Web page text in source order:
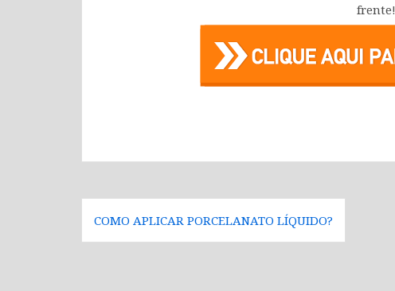
frente!
Navegação
deCOMO APLICAR PORCELANATO LÍQUIDO?